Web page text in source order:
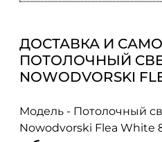
ДОСТАВКА И
ПОТОЛОЧНЫЙ
NOWODVORSKI
Модель - Потолочный
Nowodvorski Flea White